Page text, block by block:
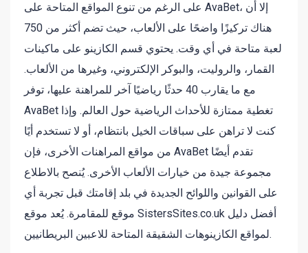
على الرغم من تنوع المواقع المتاحة على AvaBet، إلا أن
هناك تركيزًا واضحًا على الألعاب، حيث تضم أكثر من 750
لعبة متاحة في أي وقت. يحتوي قسم الكازينو على ماكينات
القمار، والروليت، والبوكر الإلكتروني، وغيرها من الألعاب.
مع ما يقارب 40 حدثًا رياضيًا آخر للمراهنة عليها، توفر
AvaBet تغطية ممتازة للأحداث الرياضية حول العالم. وإذا
كنت لا تراهن على سباقات الخيل بانتظام، أو لا تستخدم أيًا
من مواقع المراهنات الأخرى، فإن AvaBet تقدم أيضًا
مجموعة جيدة من خيارات الألعاب الأخرى. يُنصح بالاطلاع
على القوانين واللوائح الجديدة في بلد إقامتك قبل تجربة أي
موقع للمقامرة. يُعد موقع SistersSites.co.uk أفضل دليل
لمواقع الكازينوهات الشقيقة المتاحة للاعبين البريطانيين.